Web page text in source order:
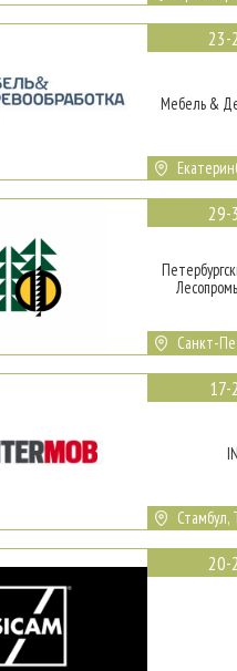
23-
Мебель &
29-
Санкт-
17-
Стамбул,
20-